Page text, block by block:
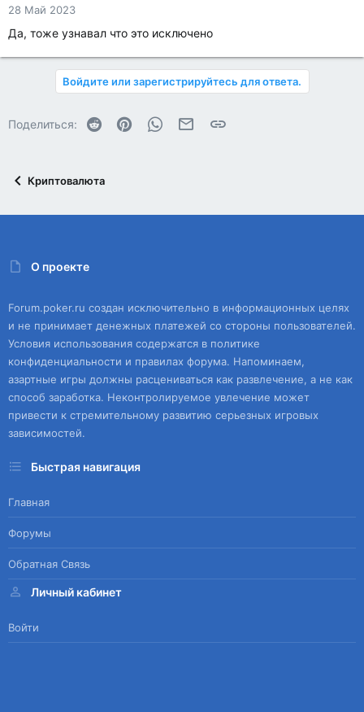
28 Май 2023
Да, тоже узнавал что это исключено
Войдите или зарегистрируйтесь для ответа.
Поделиться: Reddit PinterestWhatsAppЭлектронная почта
Ссылка
Криптовалюта
О проекте
Forum.poker.ru создан исключительно в информационных целях
и не принимает денежных платежей со стороны пользователей.
Условия использования содержатся в политике
конфиденциальности и правилах форума. Напоминаем,
азартные игры должны расцениваться как развлечение, а не как
способ заработка. Неконтролируемое увлечение может
привести к стремительному развитию серьезных игровых
зависимостей.
Быстрая навигация
Главная
Форумы
Обратная Связь
Личный кабинет
Войти